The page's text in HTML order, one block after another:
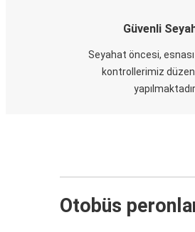
Güvenli
Seyahat öncesi, esnası
kontrollerimiz
yapılmaktadır.
Otobüs